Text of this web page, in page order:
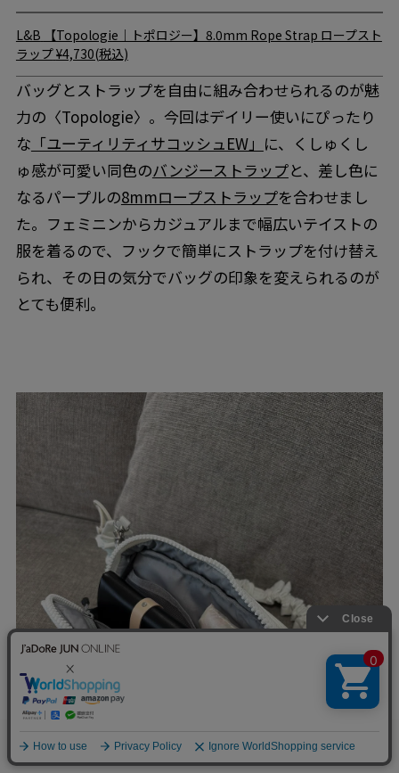
お気に入り
0
カート
L&B
【Topologie｜トポロジー】8.0mm Rope Strap ロープスト
ラップ¥4,730(税込)
バッグとストラップを自由に組み合わせられるのが魅
力の〈Topologie〉。今回はデイリー使いにぴったり
な 「ユーティリティサコッシュEW」 に、くしゅくし
ゅ感が可愛い同色のバンジーストラップと、差し色に
なるパープルの8mmロープストラップを合わせまし
た。フェミニンからカジュアルまで幅広いテイストの
服を着るので、フックで簡単にストラップを付け替え
られ、その日の気分でバッグの印象を変えられるのが
とても便利。